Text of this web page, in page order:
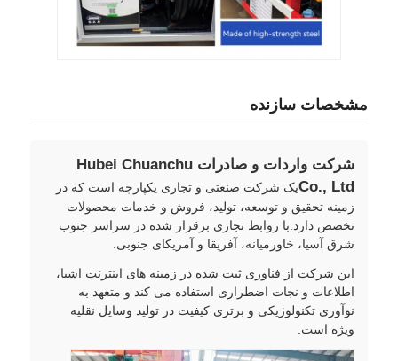
مشخصات سازنده
شرکت واردات و صادرات Hubei Chuanchu
Co., Ltdیک شرکت صنعتی و تجاری یکپارچه است که در
زمینه تحقیق و توسعه، تولید، فروش و خدمات محصولات
تخصص دارد.با روابط تجاری برقرار شده در سراسر جنوب
شرق آسیا، خاورمیانه، آفریقا و آمریکای جنوبی.
این شرکت از فناوری ثبت شده در زمینه های اینترنت اشیا،
اطلاعات و نجات اضطراری استفاده می کند و متعهد به
نوآوری تکنولوژیکی و برتری کیفیت در تولید وسایل نقلیه
ویژه است.